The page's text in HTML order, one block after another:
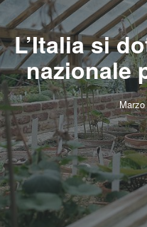
L’Italia si
nazionale